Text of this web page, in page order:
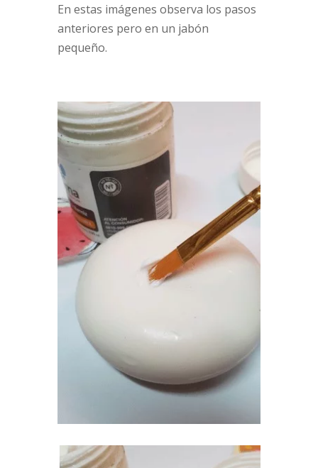
En estas imágenes observa los pasos
anteriores pero en un jabón
pequeño.